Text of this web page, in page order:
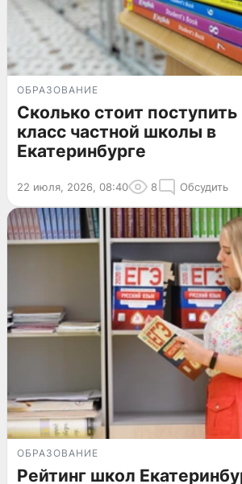
ОБРАЗОВАНИЕ
Сколько стоит поступить
класс частной школы в
Екатеринбурге
22 июля, 2026, 08:40 8 Обсудить
ОБРАЗОВАНИЕ
Рейтинг школ